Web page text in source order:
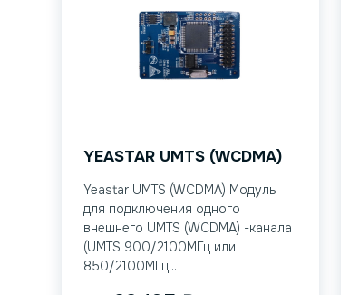
YEASTAR UMTS (WCDMA)
Yeastar UMTS (WCDMA) Модуль
для подключения одного
внешнего UMTS (WCDMA) -канала
(UMTS 900/2100МГц или
850/2100МГц...